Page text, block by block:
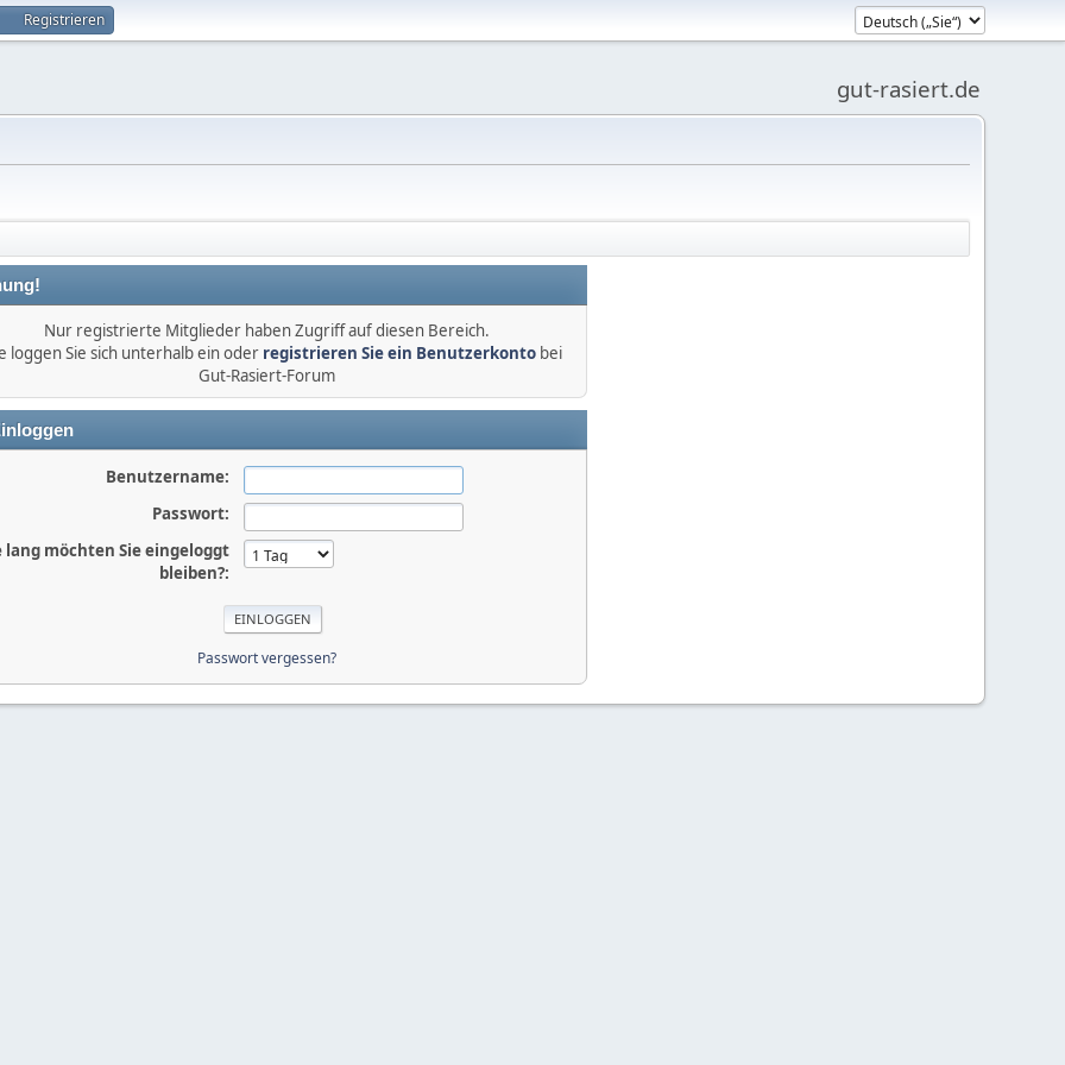
Registrieren
gut-rasiert.de
Nur registrierte Mitglieder haben Zugriff auf diesen Bereich.
loggen Sie sich unterhalb ein oder registrieren Sie ein Benutzerkontobei
Gut-Rasiert-Forum
Benutzername:
Passwort:
lang möchten Sie eingeloggt
bleiben?:
Passwort vergessen?